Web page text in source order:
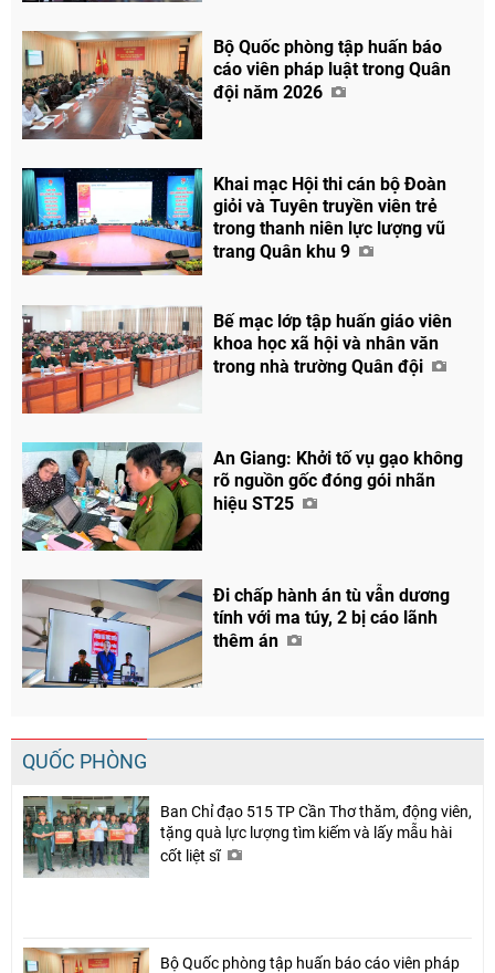
Bộ Quốc phòng tập huấn báo
cáo viên pháp luật trong Quân
đội năm 2026
Khai mạc Hội thi cán bộ Đoàn
giỏi và Tuyên truyền viên trẻ
trong thanh niên lực lượng vũ
trang Quân khu 9
Bế mạc lớp tập huấn giáo viên
khoa học xã hội và nhân văn
trong nhà trường Quân đội
An Giang: Khởi tố vụ gạo không
rõ nguồn gốc đóng gói nhãn
hiệu ST25
Đi chấp hành án tù vẫn dương
tính với ma túy, 2 bị cáo lãnh
thêm án
QUỐC PHÒNG
Ban Chỉ đạo 515 TP Cần Thơ thăm, động viên,
tặng quà lực lượng tìm kiếm và lấy mẫu hài
cốt liệt sĩ
Bộ Quốc phòng tập huấn báo cáo viên pháp